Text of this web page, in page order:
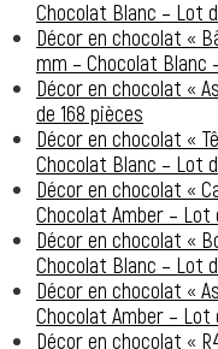
Chocolat Blanc – Lot
Décor en chocolat «
mm – Chocolat Blanc
Décor en chocolat «
de 168 pièces
Décor en chocolat «
Chocolat Blanc – Lot
Décor en chocolat «
Chocolat Amber – Lot
Décor en chocolat «
Chocolat Blanc – Lot
Décor en chocolat «
Chocolat Amber – Lot
Décor en chocolat «